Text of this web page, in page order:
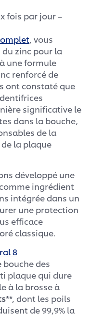
fois par jour –
, vous
zinc pour la
une formule
renforcé de
ont constaté que
significative le
dans la bouche,
de la
la plaque
développé une
ingrédient
intégrée dans un
une protection
efficace
classique.
8
des
plaque qui dure
à la brosse à
**, dont les poils
de 99,9% la